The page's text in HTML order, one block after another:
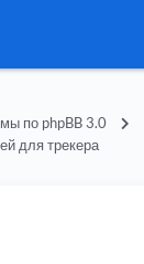
по phpBB 3.0
для трекера